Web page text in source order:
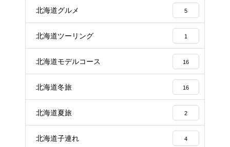
北海道グルメ 5
北海道ツーリング 1
北海道モデルコース 16
北海道冬旅 16
北海道夏旅 2
北海道子連れ 4